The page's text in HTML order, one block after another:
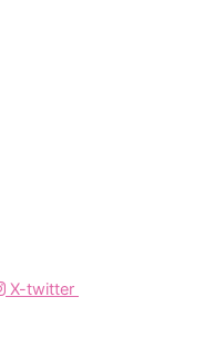
X-twitter